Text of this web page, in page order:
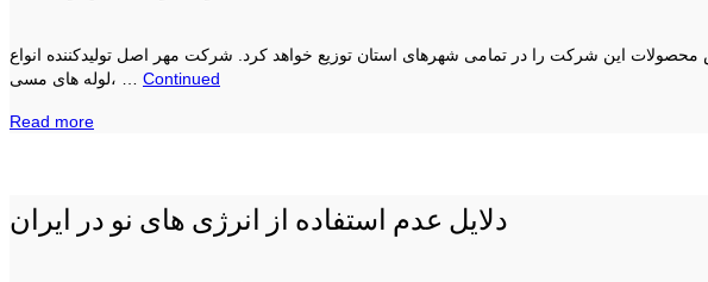
این شرکت را در تمامی شهرهای استان توزیع خواهد کرد. شرکت مهر اصل تولیدکننده انواع
لوله های مسی، … Continued
Read more
دلایل عدم استفاده از انرژی های نو در ایران